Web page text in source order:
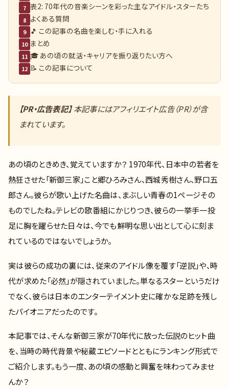
7 表2: 70年代の音楽シーンを彩った主なアイドル・スターたち
8 よくある質問
9 🎵 この記事の名曲を楽しむ・手に入れる
10 まとめ
11 🎓 あの頃の就活・キャリアを振り返りたい方へ
12 📝 この記事について
【PR・広告表記】本記事にはアフィリエイト広告（PR）が含
まれています。
あの頃のときめき、覚えていますか？ 1970年代、日本中の若者を
熱狂させた「新御三家」こと郷ひろみさん、西城秀樹さん、野口五
郎さん。彼らが歌い上げた名曲は、まぶしい青春の1ページその
ものでしたね。テレビの歌番組にかじりつき、彼らの一挙手一投
足に胸を躍らせた日々は、今でも鮮明な思い出として心に刻ま
れているのではないでしょうか。
実は彼らの成功の裏には、従来のアイドル像を覆す「逆説」や、時
代が求めた「必然」が隠されていました。単なるスターというだけ
でなく、彼らは日本のエンターテイメント史に確かな足跡を残し
たパイオニアだったのです。
本記事では、そんな新御三家が70年代に放った伝説のヒット曲
を、当時の時代背景や秘蔵エピソードとともにランキング形式で
ご紹介します。もう一度、あの頃の感動と興奮を味わってみませ
んか？